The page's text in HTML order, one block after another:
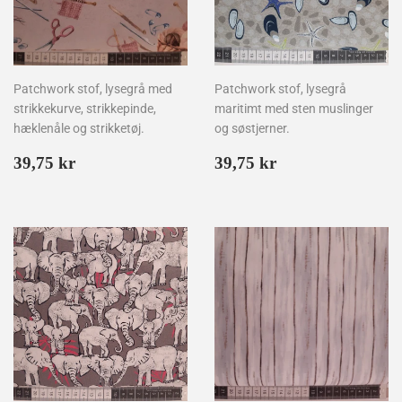
Patchwork stof, lysegrå med
strikkekurve, strikkepinde,
hæklenåle og strikketøj.
Normalpris
39,75 kr
Patchwork stof, lysegrå
maritimt med sten muslinger
og søstjerner.
Normalpris
39,75 kr